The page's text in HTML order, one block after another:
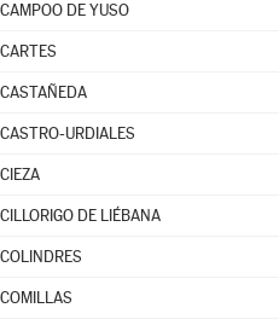
CAMPOO DE YUSO
CARTES
CASTAÑEDA
CASTRO-URDIALES
CIEZA
CILLORIGO DE LIÉBANA
COLINDRES
COMILLAS